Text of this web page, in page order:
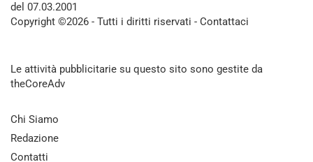
del 07.03.2001
Copyright ©2026 - Tutti i diritti riservati - Contattaci
Le attività pubblicitarie su questo sito sono gestite da
theCoreAdv
Chi Siamo
Redazione
Contatti